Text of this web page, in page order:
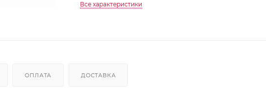
Все характеристики
ОПЛАТА ДОСТАВКА